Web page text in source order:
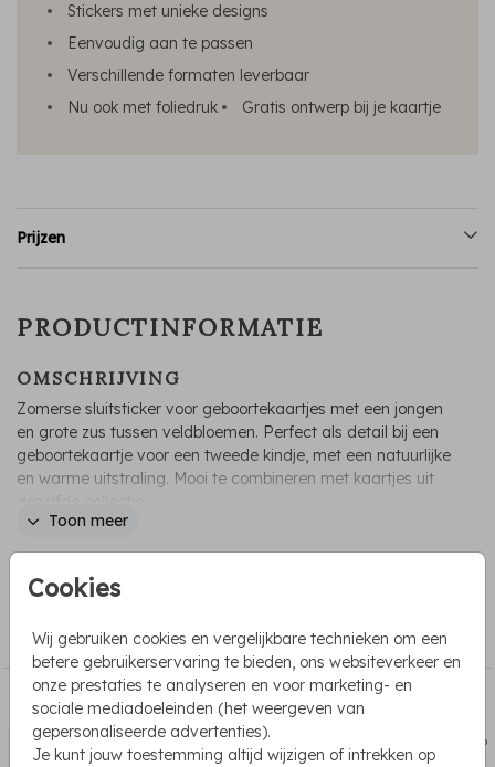
Cookies
Wij gebruiken cookies en vergelijkbare technieken om een
betere gebruikerservaring te bieden, ons websiteverkeer en
onze prestaties te analyseren en voor marketing- en
sociale mediadoeleinden (het weergeven van
gepersonaliseerde advertenties).
Je kunt jouw toestemming altijd wijzigen of intrekken op
Stickers met unieke designs
Eenvoudig aan te passen
Verschillende formaten leverbaar
Nu ook met foliedruk
Gratis ontwerp bij je kaartje
Prijzen
PRODUCTINFORMATIE
OMSCHRIJVING
Zomerse sluitsticker voor geboortekaartjes met een jongen
en grote zus tussen veldbloemen. Perfect als detail bij een
geboortekaartje voor een tweede kindje, met een natuurlijke
en warme uitstraling. Mooi te combineren met kaartjes uit
Toon meer
Sluitstickers geboorte
PASSEND BIJ DE KAART
geboortekaartje